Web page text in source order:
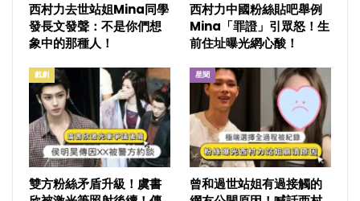
西村力去世站姐Mina同學
發長文發聲：不是你們想
象中的那種人！
西村力中國粉絲貼吧舉例
Mina「罪證」引眾怒！生
前住址曝光網心酸！
戲劇
雙方粉絲矛盾升級！虞書
星聞
曾和過世站姐有過接觸的